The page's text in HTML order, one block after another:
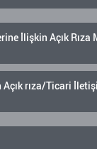
İlişkin Açık Rıza
rıza/Ticari